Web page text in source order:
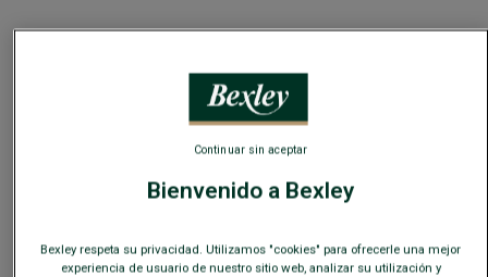
Guía de tallas
Bienvenido a Bexley
Bexley respeta su privacidad. Utilizamos "cookies" para ofrecerle una mejor
experiencia de usuario de nuestro sitio web, analizar su utilización y
Continuar sin aceptar